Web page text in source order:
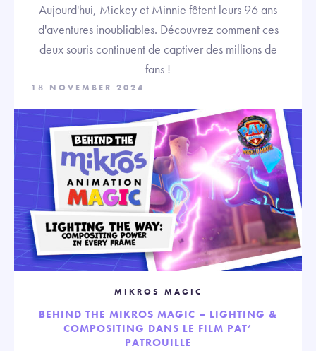
Aujourd'hui, Mickey et Minnie fêtent leurs 96 ans
d'aventures inoubliables. Découvrez comment ces
deux souris continuent de captiver des millions de
fans !
18 NOVEMBER 2024
MIKROS MAGIC
BEHIND THE MIKROS MAGIC – LIGHTING &
COMPOSITING DANS LE FILM PAT’
PATROUILLE